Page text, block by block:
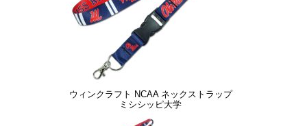
ウィンクラフト NCAA ネックストラップ
ミシシッピ大学